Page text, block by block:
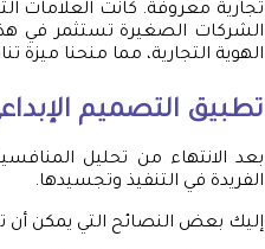
تجارية معروفة. كانت العلامات
الشركات الصغيرة تستثمر في
الهوية التجارية، مما منحنا ميزة
تطبيق التصميم
بعد الانتهاء من تحليل
الفريدة في التنفيذ وتجسيدها.
إليك بعض النصائح التي يمكن أن